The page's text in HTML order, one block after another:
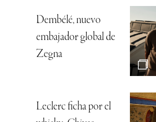
Dembélé, nuevo
embajador global de
Zegna
Leclerc ficha por el